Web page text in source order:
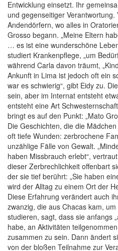
Entwicklung einsetzt. Ihr
und gegenseitiger
Andendörfern, wo alles in
Grosso begann. „Meine Eltern
… es ist eine wunderschöne
studiert Krankenpflege, „um
während Carla davon träumt,
Ankunft in Lima ist jedoch oft ein
war es schwierig“, gibt Eidy zu.
sein, aber im Internat entsteht
entsteht eine Art
bringt es auf den Punkt: „Mato
Die Geschichten, die die
oft tiefe Wunden: zerbrochene
unzählige Fälle von Gewalt.
haben Missbrauch erlebt“,
dieser Zerbrechlichkeit offenbart
der sie tief berührt: „Sie haben
wird der Alltag zu einem Ort der
Diese Erfahrung verändert auch
zwanzig, die aus Chacas kam,
studieren, sagt, dass sie anfangs
habe, an Aktivitäten
zusammen zu sein. Dann ändert
von der bloßen Teilnahme zur